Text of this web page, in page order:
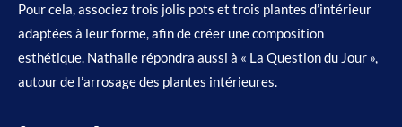
Pour cela, associez trois jolis pots et trois plantes d’intérieur
adaptées à leur forme, afin de créer une composition
esthétique. Nathalie répondra aussi à « La Question du Jour »,
autour de l’arrosage des plantes intérieures.